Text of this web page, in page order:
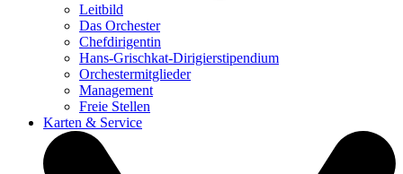
Leitbild
Das Orchester
Chefdirigentin
Hans-Grischkat-Dirigierstipendium
Orchestermitglieder
Management
Freie Stellen
Karten & Service